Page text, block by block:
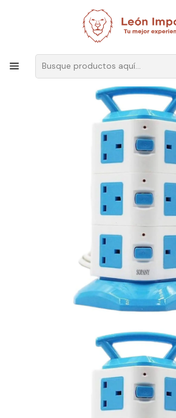
Envíos GRATIS
Ver Todos Los Productos
Torre Multicontacto Vertical Multicargador 12P